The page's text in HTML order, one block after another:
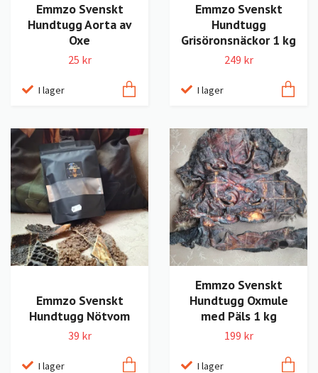
Emmzo Svenskt
Hundtugg Aorta av
Oxe
25 kr
I lager
Emmzo Svenskt
Hundtugg
Grisöronsnäckor 1 kg
249 kr
I lager
Emmzo Svenskt
Hundtugg Nötvom
39 kr
I lager
Emmzo Svenskt
Hundtugg Oxmule
med Päls 1 kg
199 kr
I lager